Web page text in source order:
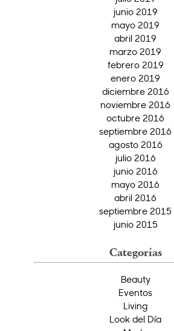
junio 2019
mayo 2019
abril 2019
marzo 2019
febrero 2019
enero 2019
diciembre 2016
noviembre 2016
octubre 2016
septiembre 2016
agosto 2016
julio 2016
junio 2016
mayo 2016
abril 2016
septiembre 2015
junio 2015
Categorías
Beauty
Eventos
Living
Look del Día